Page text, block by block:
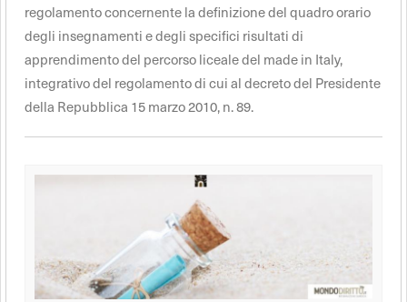
regolamento concernente la definizione del quadro orario
degli insegnamenti e degli specifici risultati di
apprendimento del percorso liceale del made in Italy,
integrativo del regolamento di cui al decreto del Presidente
della Repubblica 15 marzo 2010, n. 89.